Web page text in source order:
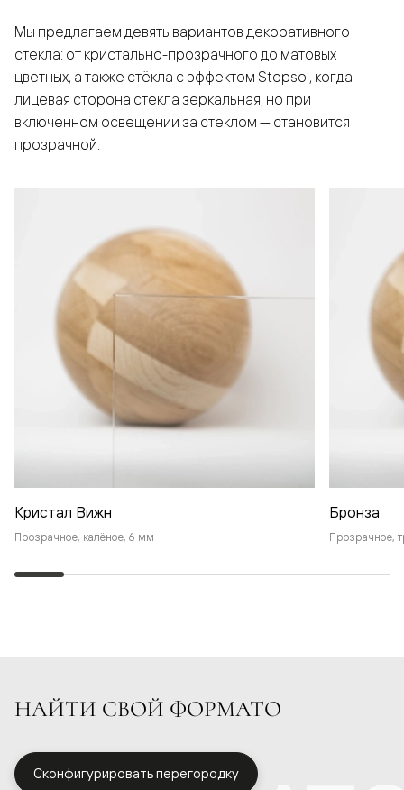
Мы предлагаем девять вариантов декоративного
стекла: от кристально-прозрачного до матовых
цветных, а также стёкла с эффектом Stopsol, когда
лицевая сторона стекла зеркальная, но при
включенном освещении за стеклом — становится
прозрачной.
Кристал Вижн
Прозрачное, калёное, 6 мм
Бронза
Прозрачное,
НАЙТИ СВОЙ ФОРМАТО
Сконфигурировать перегородку